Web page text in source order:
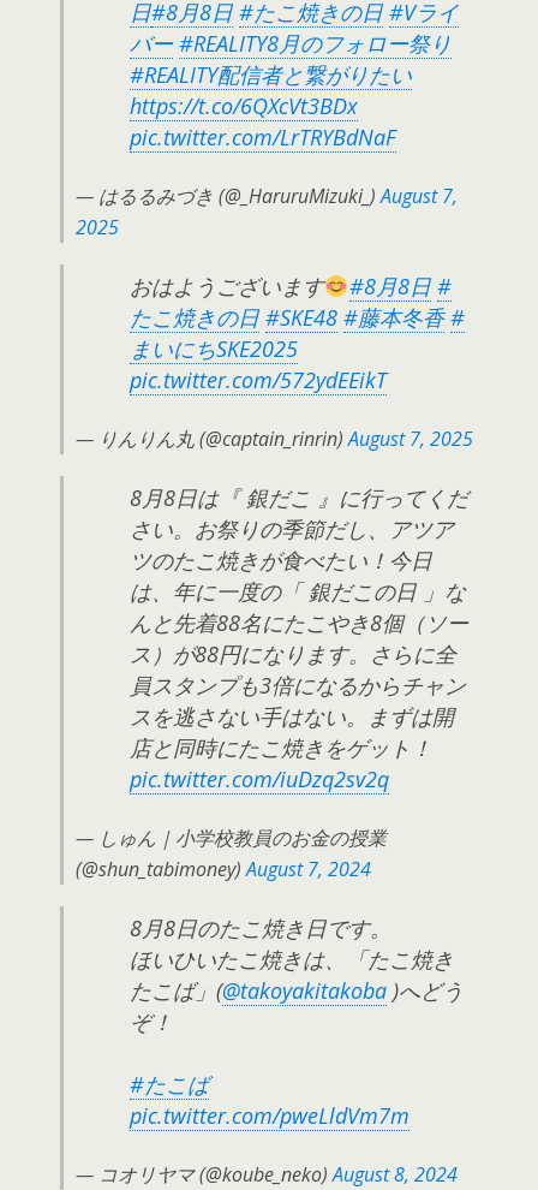
日#8月8日 #たこ焼きの日 #Vライ
バー #REALITY8月のフォロー祭り
#REALITY配信者と繋がりたい
https://t.co/6QXcVt3BDx
pic.twitter.com/LrTRYBdNaF
— はるるみづき (@_HaruruMizuki_)August 7,
2025
おはようございます #8月8日 #
たこ焼きの日 #SKE48 #藤本冬香 #
まいにちSKE2025
pic.twitter.com/572ydEEikT
— りんりん丸 (@captain_rinrin)August 7, 2025
8月8日は『 銀だこ 』に行ってくだ
さい。お祭りの季節だし、アツア
ツのたこ焼きが食べたい！今日
は、年に一度の「 銀だこの日 」な
んと先着88名にたこやき8個（ソー
ス）が88円になります。さらに全
員スタンプも3倍になるからチャン
スを逃さない手はない。まずは開
店と同時にたこ焼きをゲット！
pic.twitter.com/iuDzq2sv2q
— しゅん｜小学校教員のお金の授業
(@shun_tabimoney)August 7, 2024
8月8日のたこ焼き日です。
ほいひいたこ焼きは、「たこ焼き
たこば」(@takoyakitakoba )へどう
ぞ！
#たこば
pic.twitter.com/pweLldVm7m
— コオリヤマ (@koube_neko)August 8, 2024